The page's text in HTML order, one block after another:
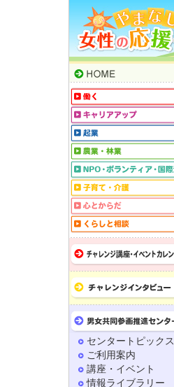
センタートピックス
ご利用案内
講座・イベント
情報ライブラリー